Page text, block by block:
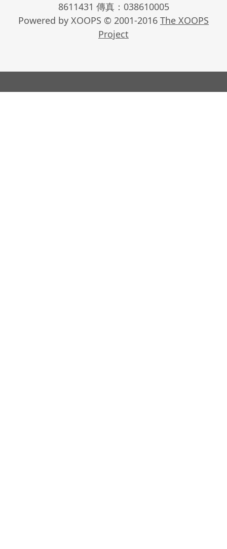
8611431 傳真：038610005
Powered by XOOPS © 2001-2016 The XOOPS
Project